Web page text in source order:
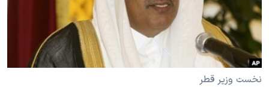
فرهنگ و زندگی
حقوق شهروندی
اقتصادی
علم و فناوری
مستندها
انتخابات ریاست جمهوری آمریکا ۲۰۲۴
حمله جمهوری اسلامی به اسرائیل
رمز مهسا
دنبال کنید
نخست وزیر قطر